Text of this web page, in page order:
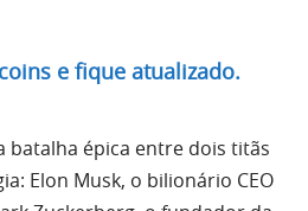
e fique atualizado.
batalha épica entre dois titãs
Elon Musk, o bilionário CEO